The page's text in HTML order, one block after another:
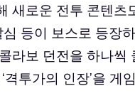
새로운 전투 콘텐츠
등이 보스로 등장
라보 던전을 하나
투가의 인장’을 게